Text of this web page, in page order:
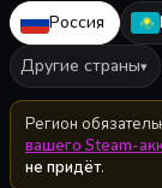
ресурсы,
жизнью и
Россия
Другие страны▾
Регион
вашего Steam-
не придёт.